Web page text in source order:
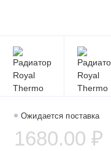
Ожидается поставка
1680.00 ₽